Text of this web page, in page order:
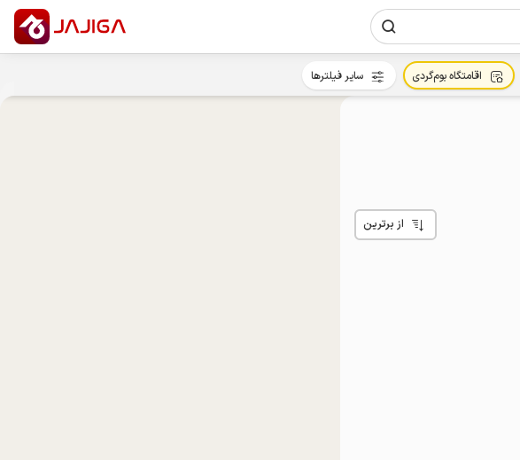
از برترین
اقامتگاه بوم‌گردی سایر فیلترها